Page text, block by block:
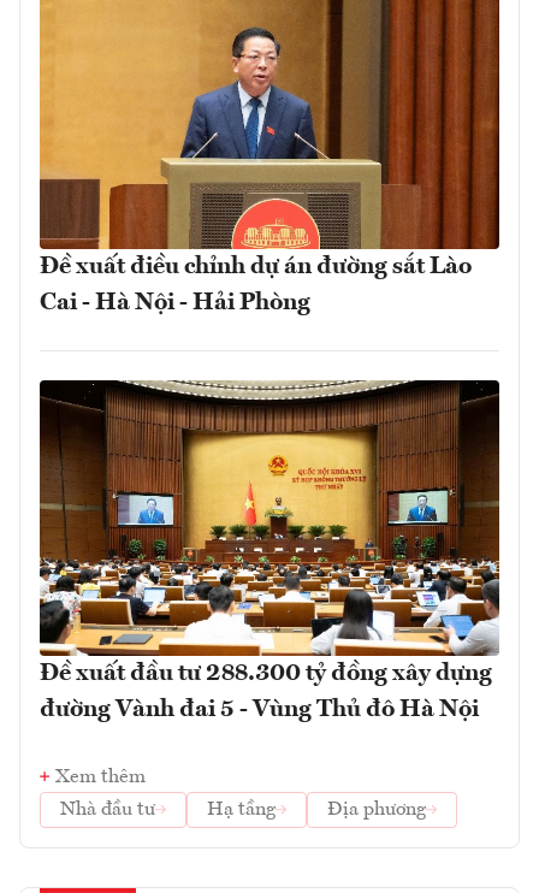
Đề xuất điều chỉnh dự án đường sắt Lào
Cai - Hà Nội - Hải Phòng
Đề xuất đầu tư 288.300 tỷ đồng xây dựng
đường Vành đai 5 - Vùng Thủ đô Hà Nội
Xem thêm
Nhà đầu tư
Hạ tầng Địa phương